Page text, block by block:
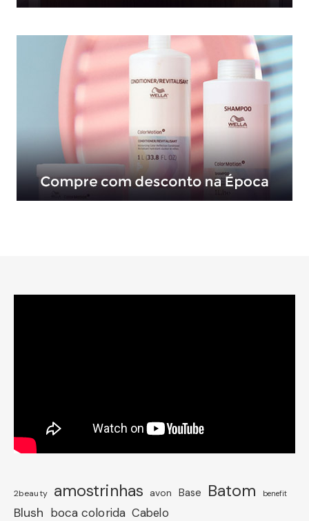
2beauty amostrinhas avon Base Batom benefit
Blush boca colorida Cabelo